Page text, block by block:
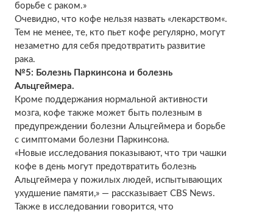
борьбе с раком.»
Очевидно, что кофе нельзя назвать «лекарством«.
Тем не менее, те, кто пьет кофе регулярно, могут
незаметно для себя предотвратить развитие
рака.
№5: Болезнь Паркинсона и болезнь
Альцгеймера.
Кроме поддержания нормальной активности
мозга, кофе также может быть полезным в
предупреждении болезни Альцгеймера и борьбе
с симптомами болезни Паркинсона.
«Новые исследования показывают, что три чашки
кофе в день могут предотвратить болезнь
Альцгеймера у пожилых людей, испытывающих
ухудшение памяти,» — рассказывает CBS News.
Также в исследовании говорится, что